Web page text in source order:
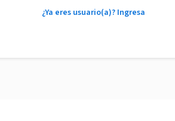
¿Ya eres usuario(a)? Ingresa